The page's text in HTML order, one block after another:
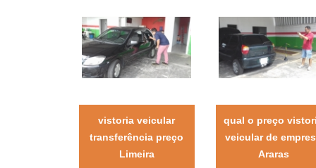
vistoria veicular
transferência preço
Limeira
qual o preço
veicular de
Araras